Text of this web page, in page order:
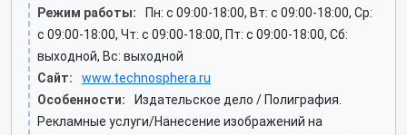
Режим работы:
Пн: c 09:00-18:00, Вт: c 09:00-18:00, Ср:
c 09:00-18:00, Чт: c 09:00-18:00, Пт: c 09:00-18:00, Сб:
выходной, Вс: выходной
Сайт:
www.technosphera.ru
Особенности:
Издательское дело / Полиграфия.
Рекламные услуги/Нанесение изображений на